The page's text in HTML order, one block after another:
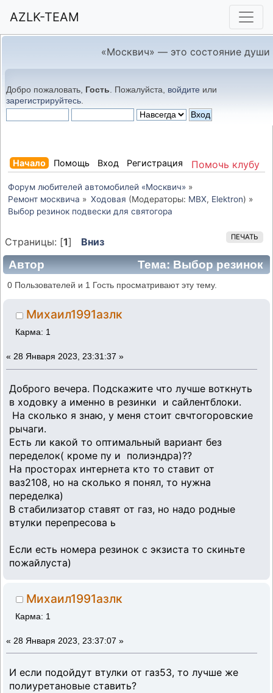
AZLK-TEAM
«Москвич» — это состояние души
Добро пожаловать, Гость . Пожалуйста, войдите или
зарегистрируйтесь
Помочь клубу
Начало Помощь Вход Регистрация
Форум любителей автомобилей «Москвич» »
Ремонт москвича » Ходовая (Модераторы: MBX, Elektron) »
Выбор резинок подвески для святогора
ПЕЧАТЬ
Страницы: [1] Вниз
Автор
Тема: Выбор резинок
подвески для святогора (Прочитано 4776
раз)
0 Пользователей и 1 Гость просматривают эту тему.
Михаил1991азлк
Карма: 1
« 28 Января 2023, 23:31:37 »
Доброго вечера. Подскажите что лучше воткнуть
в ходовку а именно в резинки и сайлентблоки.
На сколько я знаю, у меня стоит свчтогоровские
рычаги.
Есть ли какой то оптимальный вариант без
переделок( кроме пу и полиэндра)??
На просторах интернета кто то ставит от
ваз2108, но на сколько я понял, то нужна
переделка)
В стабилизатор ставят от газ, но надо родные
втулки перепресова ь
Если есть номера резинок с экзиста то скиньте
пожайлуста)
Михаил1991азлк
Карма: 1
« 28 Января 2023, 23:37:07 »
И если подойдут втулки от газ53, то лучше же
полиуретановые ставить?